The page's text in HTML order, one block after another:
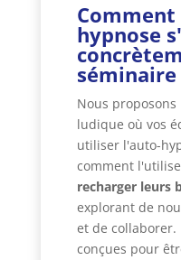
hypnose
séminaire
Nous
ludique où vos
utiliser l'auto-
comment
recharger leurs
explorant de
et de collaborer.
conçues pour